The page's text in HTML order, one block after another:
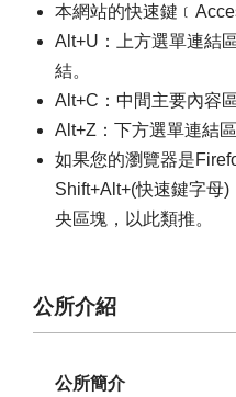
本網站的快速鍵
Alt+U：上方選單連結
結。
Alt+C：中間主要內容
Alt+Z：下方選單連結區
如果您的瀏覽器是
Shift+Alt+(快速鍵字母
央區塊，以此類推。
公所介紹
公所簡介